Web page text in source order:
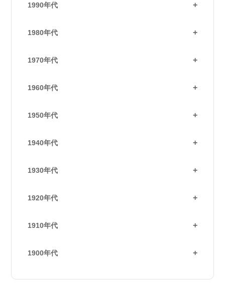
1990年代
1980年代
1970年代
1960年代
1950年代
1940年代
1930年代
1920年代
1910年代
1900年代